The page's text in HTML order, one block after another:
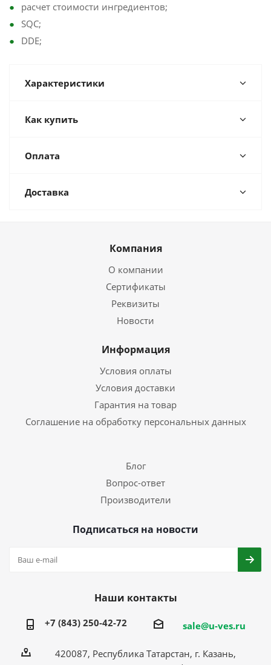
расчет стоимости ингредиентов;
SQC;
DDE;
Характеристики
Как купить
Оплата
Доставка
Компания
О компании
Сертификаты
Реквизиты
Новости
Информация
Условия оплаты
Условия доставки
Гарантия на товар
Соглашение на обработку персональных данных
Блог
Вопрос-ответ
Производители
Подписаться на новости
Наши контакты
+7 (843) 250-42-72 sale@u-ves.ru
420087, Республика Татарстан, г. Казань,